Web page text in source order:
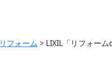
リフォーム > LIXIL「リフォー